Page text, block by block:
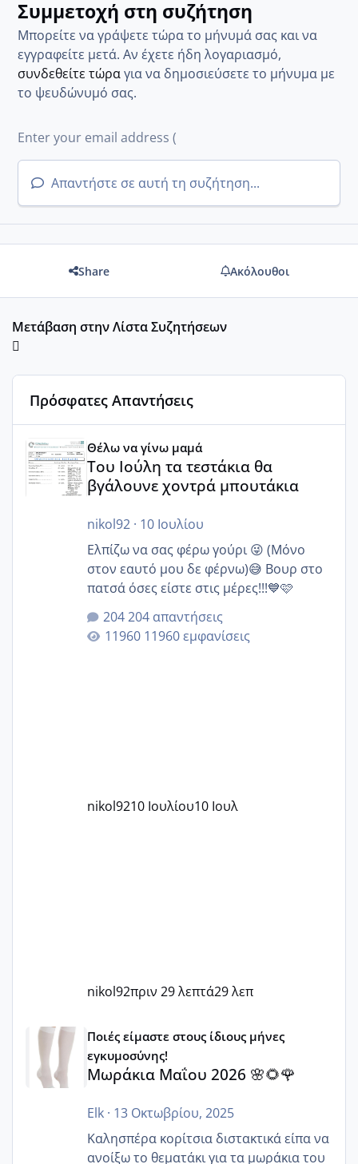
Συμμετοχή στη συζήτηση
Μπορείτε να γράψετε τώρα το μήνυμά σας και να
εγγραφείτε μετά. Αν έχετε ήδη λογαριασμό,
συνδεθείτε τώραγια να δημοσιεύσετε το μήνυμα με
το ψευδώνυμό σας.
Απαντήστε σε αυτή τη συζήτηση...
Share Ακόλουθοι
Μετάβαση στην Λίστα Συζητήσεων
Πρόσφατες Απαντήσεις
Θέλω να γίνω μαμά
Του Ιούλη τα τεστάκια θα
βγάλουνε χοντρά μπουτάκια
nikol92· 10 Ιουλίου
Ελπίζω να σας φέρω γούρι 😜 (Μόνο
στον εαυτό μου δε φέρνω)😅 Βουρ στο
πατσά όσες είστε στις μέρες!!!💙🩷
204 απαντήσεις
11960 εμφανίσεις
nikol9210 Ιουλίου10 Ιουλ
nikol92πριν 29 λεπτά29 λεπ
Μωράκια Μαΐου 2026 🌸🌻🌹
Ποιές είμαστε στους ίδιους μήνες
εγκυμοσύνης!
Μωράκια Μαΐου 2026 🌸🌻🌹
Elk· 13 Οκτωβρίου, 2025
Καλησπέρα κορίτσια διστακτικά είπα να
ανοίξω το θεματάκι για τα μωράκια του